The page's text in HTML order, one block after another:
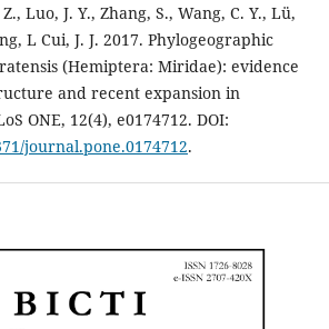
Luo, J. Y., Zhang, S., Wang, C. Y., Lü,
L Cui, J. J. 2017. Phylogeographic
(Hemiptera: Miridae): evidence
and recent expansion in
ONE, 12(4), e0174712. DOI:
journal.pone.0174712.